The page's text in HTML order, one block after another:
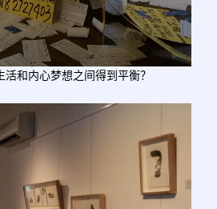
和内心梦想之间得到平衡？